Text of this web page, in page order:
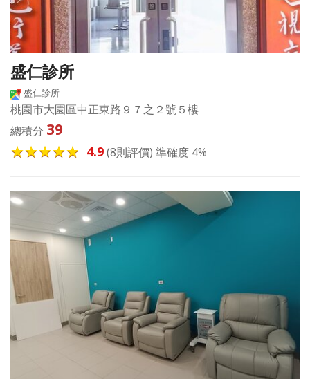
盛仁診所
盛仁診所
桃園市大園區中正東路９７之２號５樓
總積分 39
4.9(8則評價) 準確度 4%